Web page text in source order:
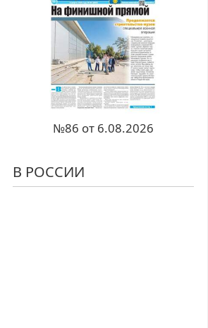
№86 от 6.08.2026
В РОССИИ